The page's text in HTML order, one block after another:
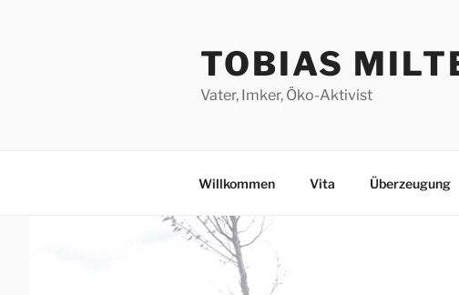
TOBIAS
Vater, Imker, Öko-Aktivist
Willkommen Vita Überzeugung